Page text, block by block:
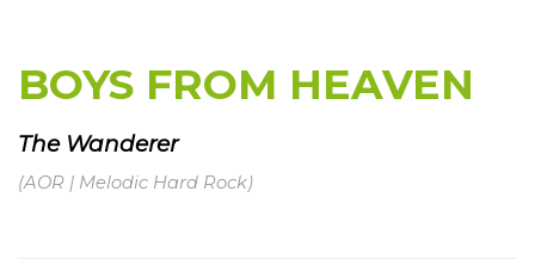
BOYS FROM HEAVEN
The Wanderer
(AOR | Melodic Hard Rock)